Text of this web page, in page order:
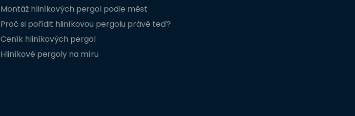
Montáž hliníkových pergol podle měst
Proč si pořídit hliníkovou pergolu právě teď?
Ceník hliníkových pergol
Hliníkové pergoly na míru